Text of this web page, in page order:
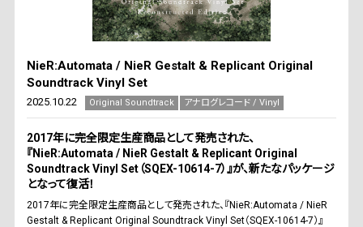
NieR:Automata / NieR Gestalt & Replicant Original
Soundtrack Vinyl Set
2025.10.22 Original Soundtrack アナログレコード / Vinyl
2017年に完全限定生産商品として発売された、
『NieR:Automata / NieR Gestalt & Replicant Original
Soundtrack Vinyl Set（SQEX-10614-7）』が、新たなパッケージ
となって復活！
2017年に完全限定生産商品として発売された、『NieR:Automata / NieR
Gestalt & Replicant Original Soundtrack Vinyl Set（SQEX-10614-7）』